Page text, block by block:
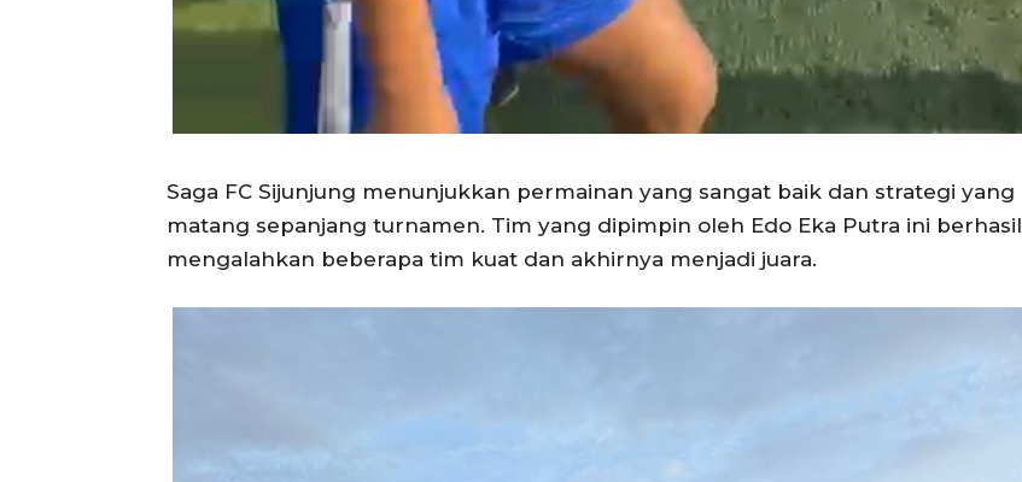
Saga FC Sijunjung menunjukkan permainan yang sangat baik dan strategi yang
matang sepanjang turnamen. Tim yang dipimpin oleh Edo Eka Putra ini berhasil
mengalahkan beberapa tim kuat dan akhirnya menjadi juara.